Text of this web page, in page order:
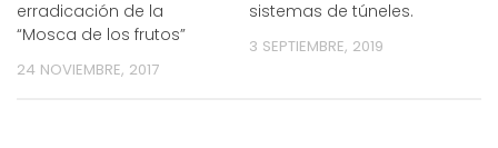
erradicación de la
“Mosca de los frutos”
24 NOVIEMBRE, 2017
sistemas de túneles.
3 SEPTIEMBRE, 2019